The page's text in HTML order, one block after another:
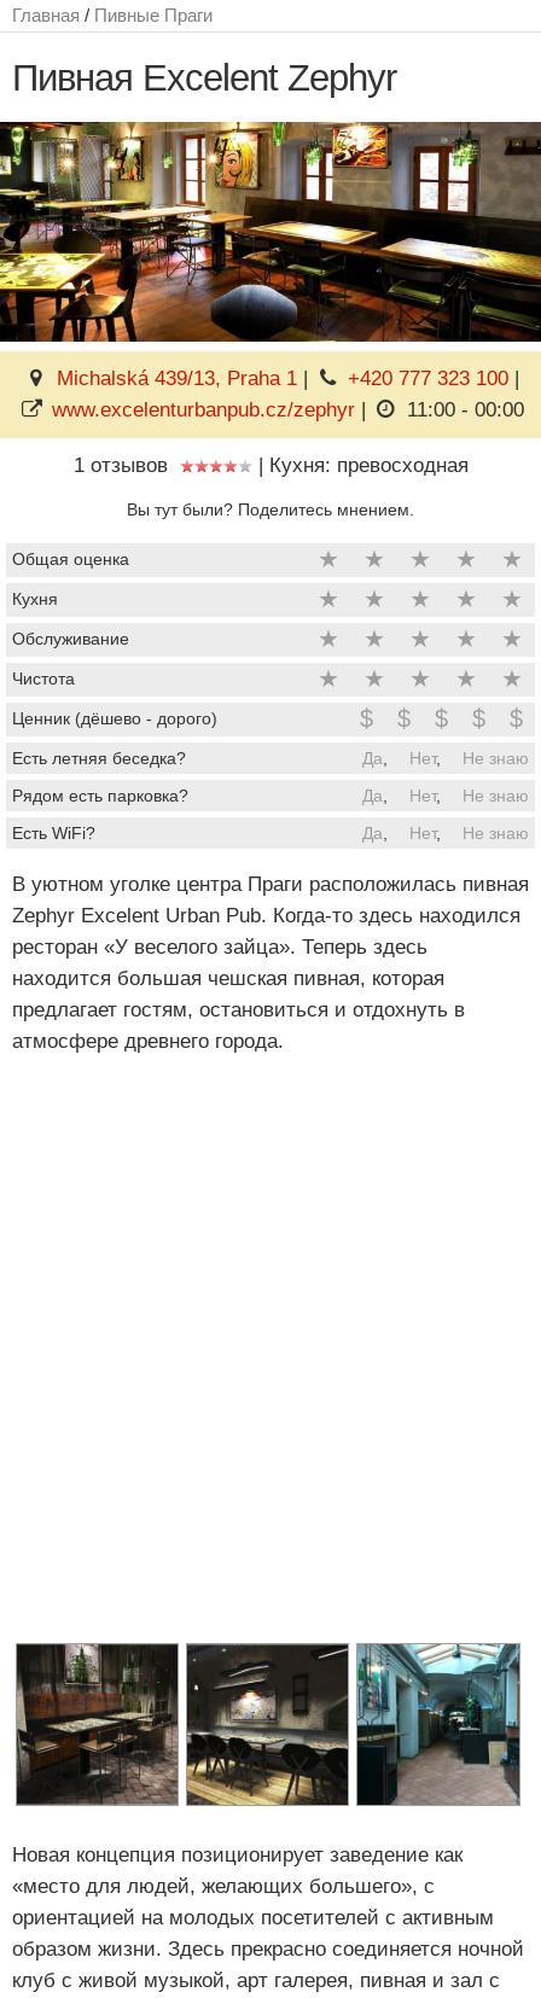
Главная / Пивные Праги
Пивная Excelent Zephyr
Michalská 439/13, Praha 1| +420 777 323 100 |
www.excelenturbanpub.cz/zephyr | 11:00 - 00:00
1 отзывов | Кухня: превосходная
Вы тут были? Поделитесь мнением.
Общая оценка ★ ★ ★ ★ ★
Кухня ★ ★ ★ ★ ★
Обслуживание ★ ★ ★ ★ ★
Чистота ★ ★ ★ ★ ★
Ценник (дёшево - дорого) $ $ $ $ $
Есть летняя беседка? Да Нет,
Не знаю
Рядом есть парковка?
Да Нет,
Не знаю
Есть WiFi?
Да Нет, Не знаю
В уютном уголке центра Праги расположилась пивная
Zephyr Excelent Urban Pub. Когда-то здесь находился
ресторан «У веселого зайца». Теперь здесь
находится большая чешская пивная, которая
предлагает гостям, остановиться и отдохнуть в
атмосфере древнего города.
Новая концепция позиционирует заведение как
«место для людей, желающих большего», с
ориентацией на молодых посетителей с активным
образом жизни. Здесь прекрасно соединяется ночной
клуб с живой музыкой, арт галерея, пивная и зал с